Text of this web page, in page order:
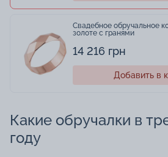
Свадебное обручальное
золоте с гранями
14 216 грн
Добавить в
Какие обручалки в
году